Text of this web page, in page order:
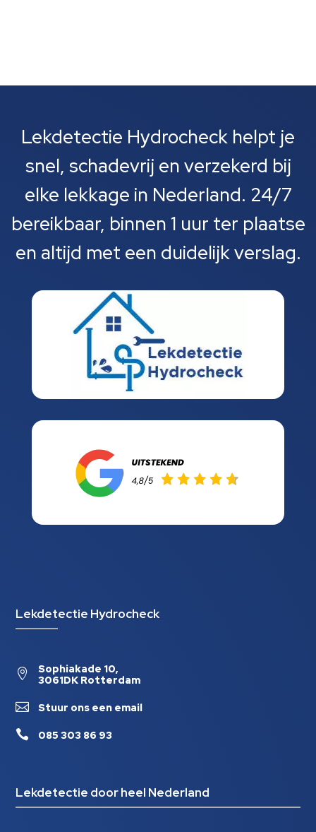
Lekdetectie Hydrocheck helpt je
snel, schadevrij en verzekerd bij
elke lekkage in Nederland. 24/7
bereikbaar, binnen 1 uur ter plaatse
en altijd met een duidelijk verslag.
Lekdetectie Hydrocheck

Sophiakade 10,
3061DK Rotterdam
 Stuur ons een email
 085 303 86 93
Lekdetectie door heel Nederland